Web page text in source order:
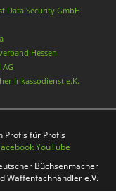
Data Security GmbH
Hessen
AG
Inkassodienst e.K.
Profis für Profis
YouTube
Büchsenmacher
Waffenfachhändler e.V.